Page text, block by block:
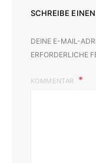
SCHREIBE
DEINE E-MAIL-
ERFORDERLICHE
KOMMENTAR